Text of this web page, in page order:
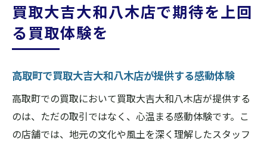
買取大吉大和八木店で期待を上回
る買取体験を
高取町で買取大吉大和八木店が提供する感動体験
高取町での買取において買取大吉大和八木店が提供する
のは、ただの取引ではなく、心温まる感動体験です。こ
の店舗では、地元の文化や風土を深く理解したスタッフ